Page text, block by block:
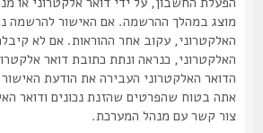
מוצג במהלך ההרשמה. אם האישור להרשמה נשלח
האלקטרוני, עקוב אחר ההוראות. אם לא קיבלת
האלקטרוני, כנראה ונתת כתובת דואר אלקטרוני
הדואר האלקטרוני העבירה את הודעת האישור
אתה בטוח שהפרטים שהזנת נכונים ודואר
צור קשר עם מנהל המערכת.